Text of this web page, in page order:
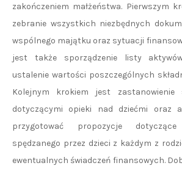
zakończeniem małżeństwa. Pierwszym
zebranie wszystkich niezbędnych
wspólnego majątku oraz sytuacji
jest także sporządzenie listy
ustalenie wartości poszczególnych
Kolejnym krokiem jest zastanowienie
dotyczącymi opieki nad dziećmi oraz
przygotować propozycje
spędzanego przez dzieci z każdym z
ewentualnych świadczeń finansowych.